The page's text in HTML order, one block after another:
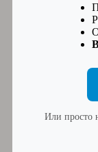
Или просто